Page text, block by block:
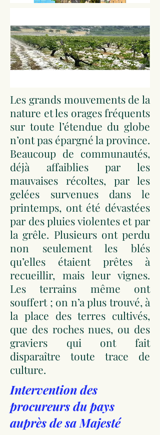
Les grands mouvements de la
nature et les orages fréquents
sur toute l’étendue du globe
n’ont pas épargné la province.
Beaucoup de communautés,
déjà affaiblies par les
mauvaises récoltes, par les
gelées survenues dans le
printemps, ont été dévastées
par des pluies violentes et par
la grêle. Plusieurs ont perdu
non seulement les blés
qu’elles étaient prêtes à
recueillir, mais leur vignes.
Les terrains même ont
souffert ; on n’a plus trouvé, à
la place des terres cultivés,
que des roches nues, ou des
graviers qui ont fait
disparaître toute trace de
culture.
Intervention des
procureurs du pays
auprès de sa Majesté